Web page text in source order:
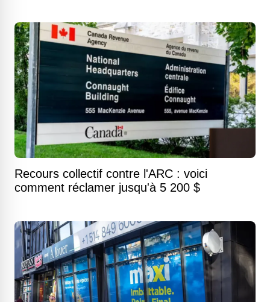
Recours collectif contre l'ARC : voici
comment réclamer jusqu'à 5 200 $